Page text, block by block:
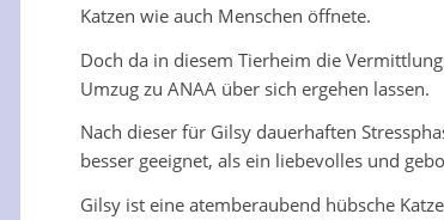
Katzen wie auch Menschen öffnete.
Doch da in diesem Tierheim die
Umzug zu ANAA über sich ergehen lassen.
Nach dieser für Gilsy dauerhaften
besser geeignet, als ein liebevolles und
Gilsy ist eine atemberaubend hübsche